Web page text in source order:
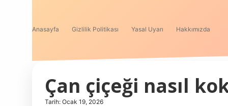
Anasayfa Gizlilik Politikası Yasal Uyarı Hakkımızda
Çan çiçeği nasıl
Tarih: Ocak 19, 2026